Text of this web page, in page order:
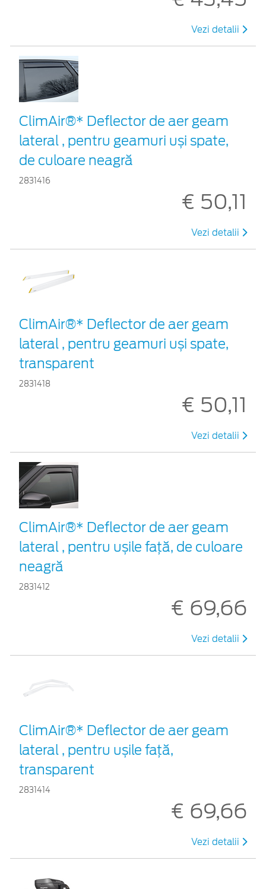
Vezi detalii
ClimAir®* Deflector de aer geam
lateral , pentru geamuri uși spate,
de culoare neagră
2831416
€ 50,11
Vezi detalii
ClimAir®* Deflector de aer geam
lateral , pentru geamuri uși spate,
transparent
2831418
€ 50,11
Vezi detalii
ClimAir®* Deflector de aer geam
lateral , pentru ușile față, de culoare
neagră
2831412
€ 69,66
Vezi detalii
ClimAir®* Deflector de aer geam
lateral , pentru ușile față,
transparent
2831414
€ 69,66
Vezi detalii